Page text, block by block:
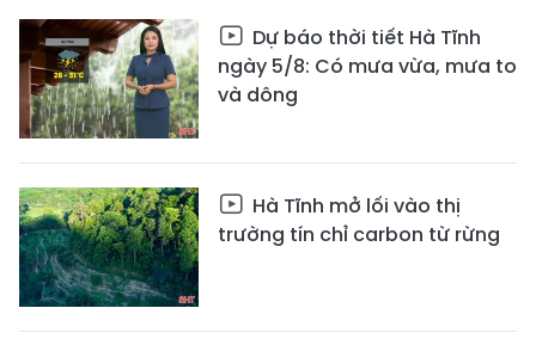
Dự báo thời tiết Hà Tĩnh
ngày 5/8: Có mưa vừa, mưa to
và dông
Hà Tĩnh mở lối vào thị
trường tín chỉ carbon từ rừng